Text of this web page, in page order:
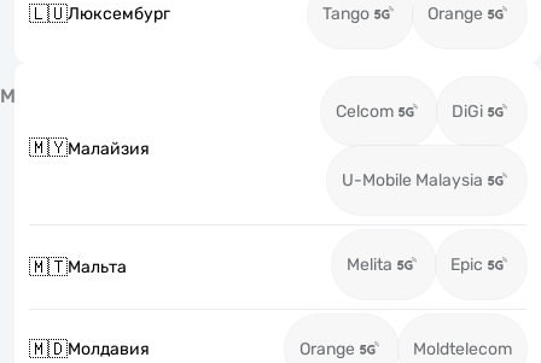
🇱🇺Люксембург Tango Orange
М
🇲🇾Малайзия
Celcom DiGi
U-Mobile Malaysia
🇲🇹Мальта Melita Epic
🇲🇩Молдавия Orange Moldtelecom